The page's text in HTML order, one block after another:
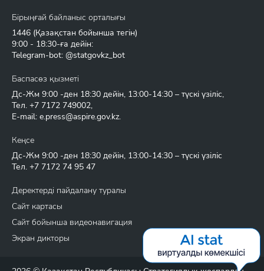
Бірыңғай байланыс орталығы
1446 (Қазақстан бойынша тегін)
9:00 - 18:30-ға дейін:
Telegram-bot: @statgovkz_bot
Баспасөз қызметі
Дс-Жм 9:00 -ден 18:30 дейін, 13:00-14:30 – түскі үзіліс,
Тел. +7 7172 749002,
E-mail: e.press@aspire.gov.kz.
Кеңсе
Дс-Жм 9:00 -ден 18:30 дейін, 13:00-14:30 – түскі үзіліс
Тел. +7 7172 74 95 47
Деректерді пайдалану туралы
Сайт картасы
Сайт бойынша видеонавигация
Экран дикторы